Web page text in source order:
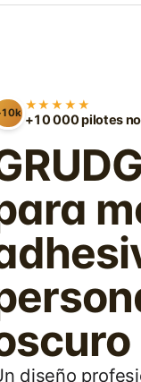
★★★★★
+10 000 pilotes
diseño